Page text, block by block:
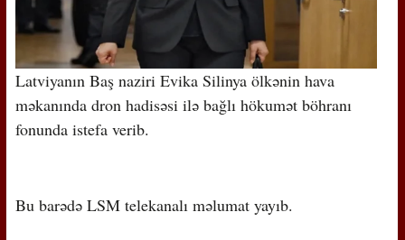
Latviyanın Baş naziri Evika Silinya ölkənin hava
məkanında dron hadisəsi ilə bağlı hökumət böhranı
fonunda istefa verib.
Bu barədə LSM telekanalı məlumat yayıb.